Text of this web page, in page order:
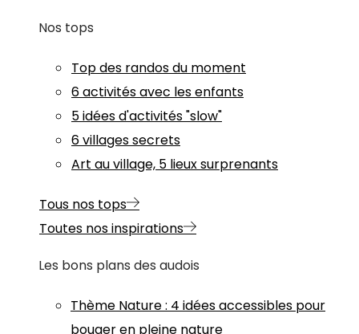
Nos tops
Top des randos du moment
6 activités avec les enfants
5 idées d'activités "slow"
6 villages secrets
Art au village, 5 lieux surprenants
Tous nos tops
Toutes nos inspirations
Les bons plans des audois
Thème Nature: 4 idées accessibles pour
bouger en pleine nature